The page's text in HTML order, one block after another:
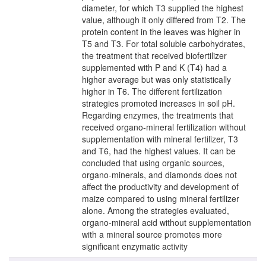
diameter, for which T3 supplied the highest
value, although it only differed from T2. The
protein content in the leaves was higher in
T5 and T3. For total soluble carbohydrates,
the treatment that received biofertilizer
supplemented with P and K (T4) had a
higher average but was only statistically
higher in T6. The different fertilization
strategies promoted increases in soil pH.
Regarding enzymes, the treatments that
received organo-mineral fertilization without
supplementation with mineral fertilizer, T3
and T6, had the highest values. It can be
concluded that using organic sources,
organo-minerals, and diamonds does not
affect the productivity and development of
maize compared to using mineral fertilizer
alone. Among the strategies evaluated,
organo-mineral acid without supplementation
with a mineral source promotes more
significant enzymatic activity